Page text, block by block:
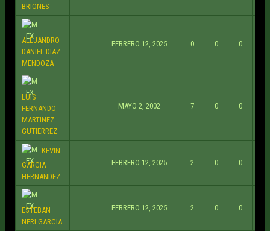
BRIONES
ALEJANDRO
DANIEL DIAZ
MENDOZA
FEBRERO 12, 2025 0 0 0
LUIS
FERNANDO
MARTINEZ
GUTIERREZ
MAYO 2, 2002 7 0 0
KEVIN
GARCIA
HERNANDEZ
FEBRERO 12, 2025 2 0 0
ESTEBAN
NERI GARCIA
FEBRERO 12, 2025 2 0 0